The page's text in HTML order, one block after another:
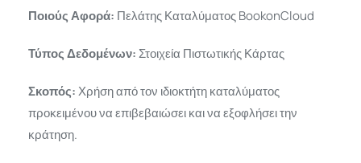
Ποιούς Αφορά: Πελάτης Καταλύματος BookonCloud
Τύπος Δεδομένων:Στοιχεία Πιστωτικής Κάρτας
Σκοπός:Χρήση από τον ιδιοκτήτη καταλύματος
προκειμένου να επιβεβαιώσει και να εξοφλήσει την
κράτηση.